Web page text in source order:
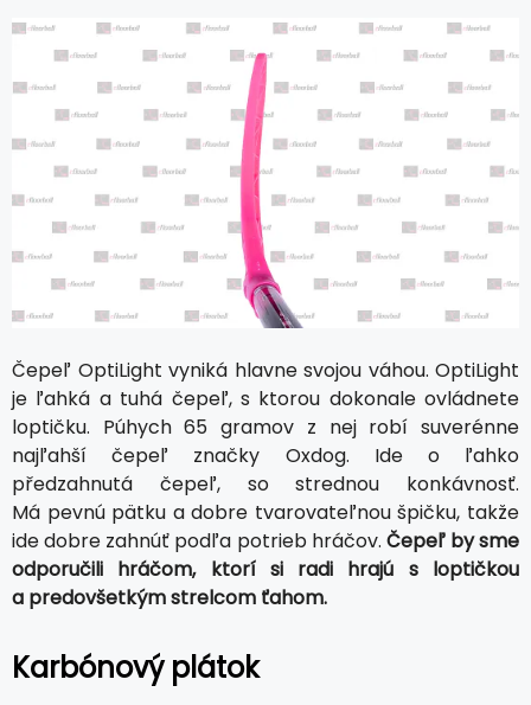
Čepeľ OptiLight vyniká hlavne svojou váhou. OptiLight
je ľahká a tuhá čepeľ, s ktorou dokonale ovládnete
loptičku. Púhych 65 gramov z nej robí suverénne
najľahší čepeľ značky Oxdog. Ide o ľahko
předzahnutá čepeľ, so strednou konkávnosť.
Má pevnú pätku a dobre tvarovateľnou špičku, takže
ide dobre zahnúť podľa potrieb hráčov. Čepeľ by sme
odporučili hráčom, ktorí si radi hrajú s loptičkou
a predovšetkým strelcom ťahom.
Karbónový plátok